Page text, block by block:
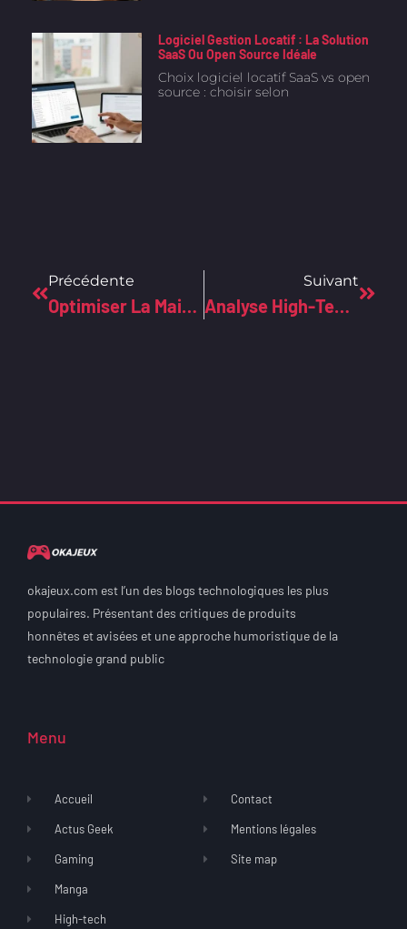
Logiciel Gestion Locatif : La Solution
SaaS Ou Open Source Idéale
Choix logiciel locatif SaaS vs open
source : choisir selon
Précédente
Optimiser La Maintenance Avec Excel : Astuces Pour Une GMAO Performante Et Abordable
Suivant
Analyse High-Tech Des Cartes Pokémon Chères : Rareté Et Investissement Gagnant
okajeux.com est l’un des blogs technologiques les plus
populaires. Présentant des critiques de produits
honnêtes et avisées et une approche humoristique de la
technologie grand public
Menu
Accueil
Actus Geek
Gaming
Manga
High-tech
Contact
Mentions légales
Site map